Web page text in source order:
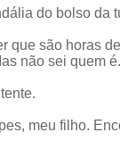
do bolso da
que são horas
não sei quem é.
meu filho.